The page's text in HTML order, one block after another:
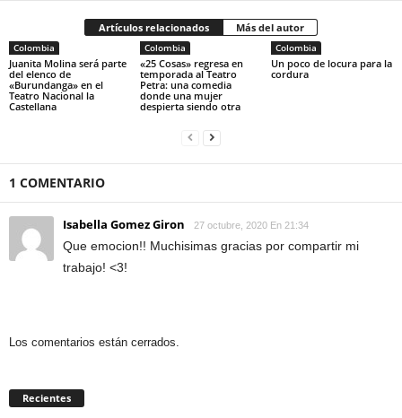
Artículos relacionados Más del autor
Colombia
Juanita Molina será parte
del elenco de
«Burundanga» en el
Teatro Nacional la
Castellana
Colombia
«25 Cosas» regresa en
temporada al Teatro
Petra: una comedia
donde una mujer
despierta siendo otra
Colombia
Un poco de locura para la
cordura
1 COMENTARIO
Isabella Gomez Giron 27 octubre, 2020 En 21:34
Que emocion!! Muchisimas gracias por compartir mi
trabajo! <3!
Los comentarios están cerrados.
Recientes